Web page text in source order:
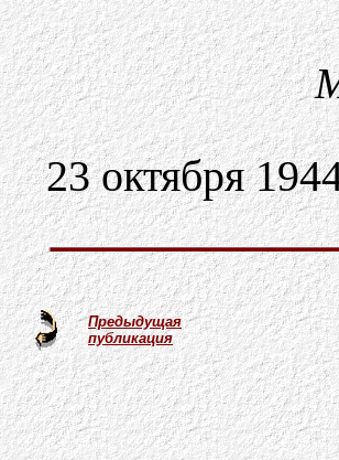
23 октября
Предыдущая
публикация